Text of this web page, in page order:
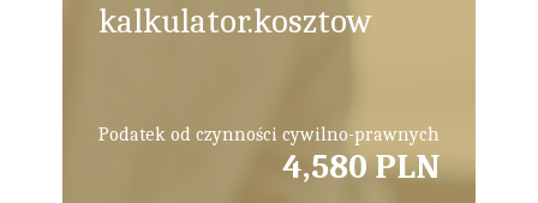
kalkulator.kosztow
Podatek od czynności cywilno-prawnych
4,580 PLN